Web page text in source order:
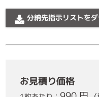
分納先指示リストを
お見積り価格